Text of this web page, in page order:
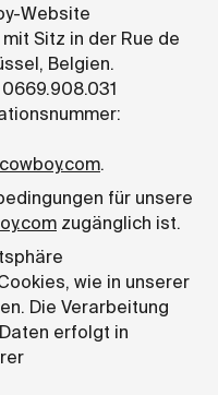
Website
Sitz in der Rue de
Belgien.
.
für unsere
zugänglich ist.
wie in unserer
Die Verarbeitung
erfolgt in